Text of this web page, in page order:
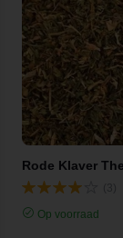
Op voorraad